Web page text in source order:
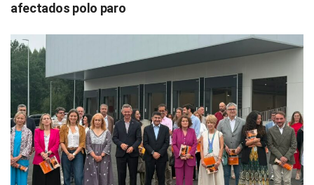
afectados polo paro